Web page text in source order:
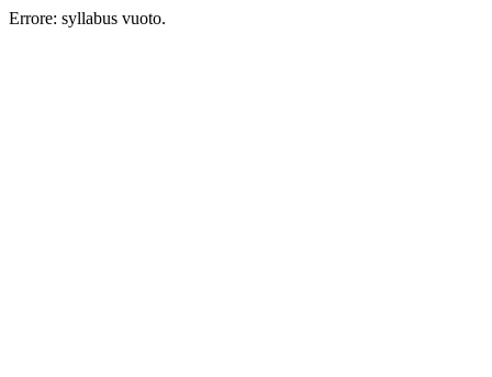
Errore: syllabus vuoto.